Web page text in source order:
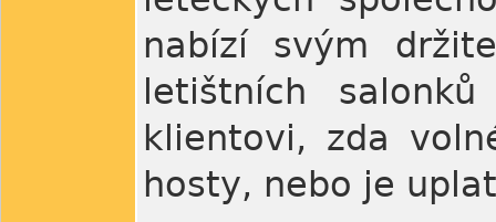
nabízí svým
letištních
klientovi, zda
hosty, nebo je